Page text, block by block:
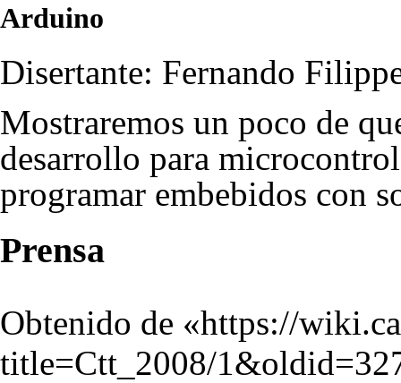
Arduino
Disertante: Fernando
Mostraremos un poco de
desarrollo para
programar embebidos con
Prensa
Obtenido de «https://
title=Ctt_2008/